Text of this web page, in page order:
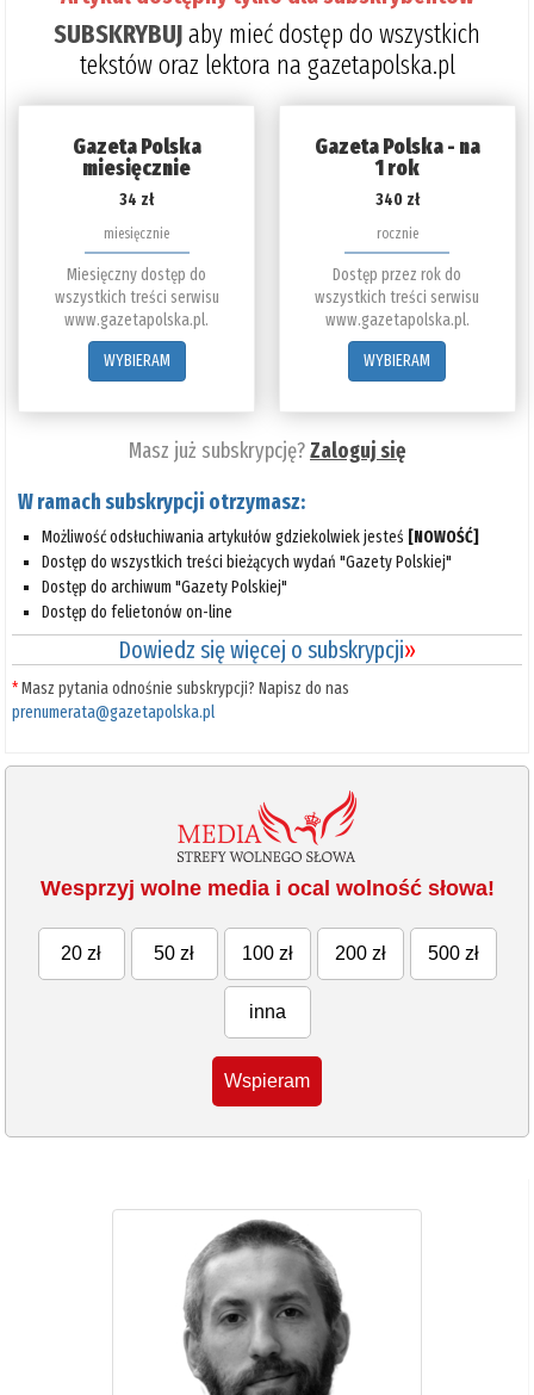
SUBSKRYBUJaby mieć dostęp do wszystkich
tekstów oraz lektora na gazetapolska.pl
Gazeta Polska
miesięcznie
34 zł
miesięcznie
Miesięczny dostęp do
wszystkich treści serwisu
www.gazetapolska.pl.
WYBIERAM
Gazeta Polska - na
1 rok
340 zł
rocznie
Dostęp przez rok do
wszystkich treści serwisu
www.gazetapolska.pl.
WYBIERAM
Masz już subskrypcję?Zaloguj się
W ramach subskrypcji otrzymasz:
Możliwość odsłuchiwania artykułów gdziekolwiek jesteś [NOWOŚĆ]
Dostęp do wszystkich treści bieżących wydań "Gazety Polskiej"
Dostęp do archiwum "Gazety Polskiej"
Dostęp do felietonów on-line
Dowiedz się więcej o subskrypcji»
*Masz pytania odnośnie subskrypcji? Napisz do nas
prenumerata@gazetapolska.pl
Wesprzyj wolne media i ocal wolność słowa!
20 zł 50 zł 100 zł 200 zł 500 zł
inna
Wspieram